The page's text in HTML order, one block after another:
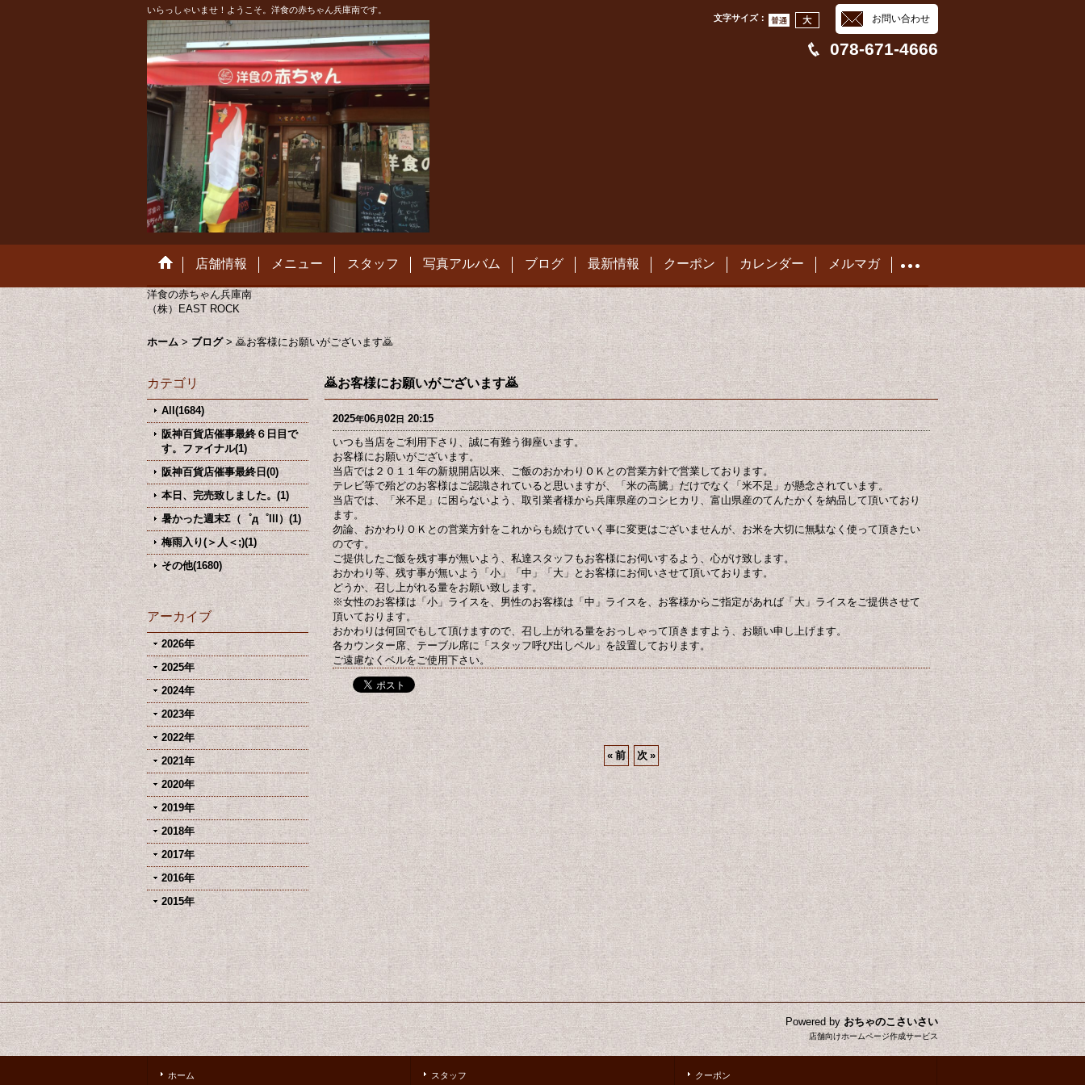
いらっしゃいませ！ようこそ。洋食の赤ちゃん兵庫南です。
お問い合わせ
文字サイズ：
078-671-4666
店舗情報 メニュー スタッフ 写真アルバム ブログ 最新情報 クーポン カレンダー メルマガ
洋食の赤ちゃん兵庫南
（株）EAST ROCK
ホーム > ブログ > 🙇お客様にお願いがございます🙇
カテゴリ
All(1684)
阪神百貨店催事最終６日目で
す。ファイナル(1)
阪神百貨店催事最終日(0)
本日、完売致しました。(1)
暑かった週末Σ（゜д゜lll）(1)
梅雨入り(＞人＜;)(1)
その他(1680)
アーカイブ
2026年
2025年
2024年
2023年
2022年
2021年
2020年
2019年
2018年
2017年
2016年
2015年
🙇お客様にお願いがございます🙇
2025年06月02日 20:15
いつも当店をご利用下さり、誠に有難う御座います。
お客様にお願いがございます。
当店では２０１１年の新規開店以来、ご飯のおかわりＯＫとの営業方針で営業しております。
テレビ等で殆どのお客様はご認識されていると思いますが、「米の高騰」だけでなく「米不足」が懸念されています。
当店では、「米不足」に困らないよう、取引業者様から兵庫県産のコシヒカリ、富山県産のてんたかくを納品して頂いており
ます。
勿論、おかわりＯＫとの営業方針をこれからも続けていく事に変更はございませんが、お米を大切に無駄なく使って頂きたい
のです。
ご提供したご飯を残す事が無いよう、私達スタッフもお客様にお伺いするよう、心がけ致します。
おかわり等、残す事が無いよう「小」「中」「大」とお客様にお伺いさせて頂いております。
どうか、召し上がれる量をお願い致します。
※女性のお客様は「小」ライスを、男性のお客様は「中」ライスを、お客様からご指定があれば「大」ライスをご提供させて
頂いております。
おかわりは何回でもして頂けますので、召し上がれる量をおっしゃって頂きますよう、お願い申し上げます。
各カウンター席、テーブル席に「スタッフ呼び出しベル」を設置しております。
ご遠慮なくベルをご使用下さい。
« 前 次 »
Powered by おちゃのこさいさい
店舗向けホームページ作成サービス
ホーム スタッフ クーポン